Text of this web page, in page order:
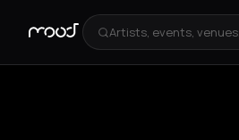
Artists, events, venues...